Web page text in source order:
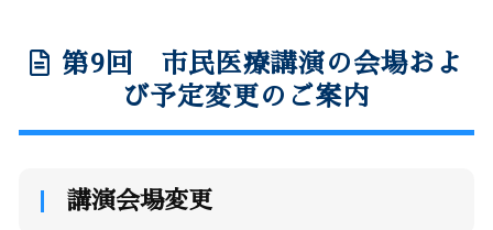
第9回 市民医療講演の会場およ
び予定変更のご案内
講演会場変更